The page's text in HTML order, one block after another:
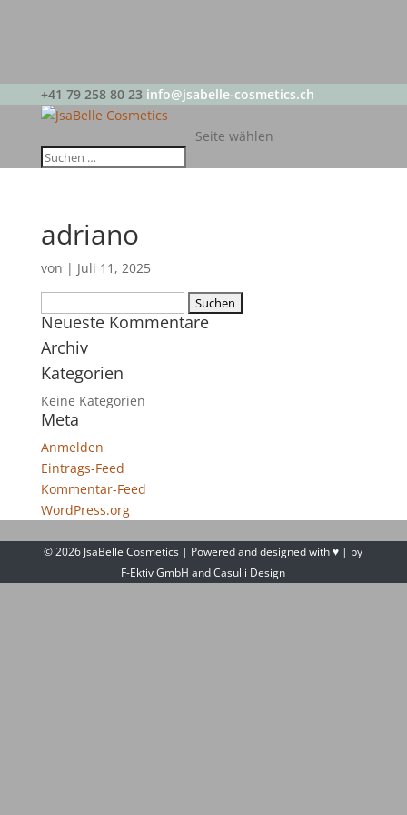
+41 79 258 80 23 info@jsabelle-cosmetics.ch
Seite wählen
adriano
von | Juli 11, 2025
nach:
Neueste Kommentare
Archiv
Kategorien
Keine Kategorien
Meta
Anmelden
Eintrags-Feed
Kommentar-Feed
WordPress.org
© 2026 JsaBelle Cosmetics | Powered and designed with ♥ | by
F-Ektiv GmbH andCasulli Design